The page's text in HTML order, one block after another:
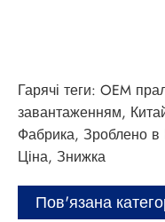
Гарячі теги: OEM
завантаженням,
Фабрика, Зроблено в
Ціна, Знижка
Пов'язана